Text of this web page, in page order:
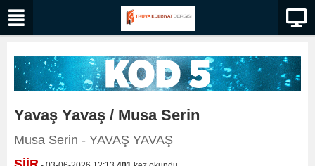
Yavaş Yavaş / Musa Serin
Musa Serin - YAVAŞ YAVAŞ